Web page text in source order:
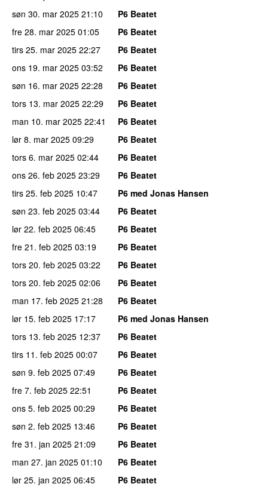
søn 30. mar 2025 21:10
P6 Beatet
fre 28. mar 2025 01:05
P6 Beatet
tirs 25. mar 2025 22:27
P6 Beatet
ons 19. mar 2025 03:52
P6 Beatet
søn 16. mar 2025 22:28
P6 Beatet
tors 13. mar 2025 22:29
P6 Beatet
man 10. mar 2025 22:41
P6 Beatet
lør 8. mar 2025 09:29
P6 Beatet
tors 6. mar 2025 02:44
P6 Beatet
ons 26. feb 2025 23:29
P6 Beatet
tirs 25. feb 2025 10:47
P6 med Jonas Hansen
søn 23. feb 2025 03:44
P6 Beatet
lør 22. feb 2025 06:45
P6 Beatet
fre 21. feb 2025 03:19
P6 Beatet
tors 20. feb 2025 03:22
P6 Beatet
tors 20. feb 2025 02:06
P6 Beatet
man 17. feb 2025 21:28
P6 Beatet
lør 15. feb 2025 17:17
P6 med Jonas Hansen
tors 13. feb 2025 12:37
P6 Beatet
tirs 11. feb 2025 00:07
P6 Beatet
søn 9. feb 2025 07:49
P6 Beatet
fre 7. feb 2025 22:51
P6 Beatet
ons 5. feb 2025 00:29
P6 Beatet
søn 2. feb 2025 13:46
P6 Beatet
fre 31. jan 2025 21:09
P6 Beatet
man 27. jan 2025 01:10
P6 Beatet
lør 25. jan 2025 06:45
P6 Beatet